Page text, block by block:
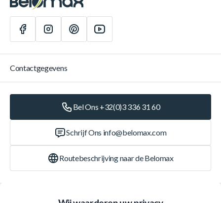
Contactgegevens
Bel Ons +32(0)3 336 31 60
Schrijf Ons info@belomax.com
Routebeschrijving naar de Belomax